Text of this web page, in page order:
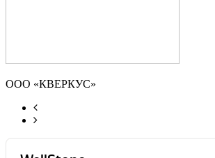
ООО «КВЕРКУС»